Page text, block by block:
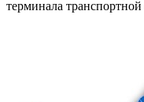
терминала